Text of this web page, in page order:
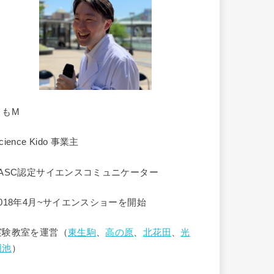
M
Kido 事業主
認定サイエンスコミュニケーター
年4月~サイエンスショーを開始
験教室を運営（東生駒 、高の原 北花田 、光
池）